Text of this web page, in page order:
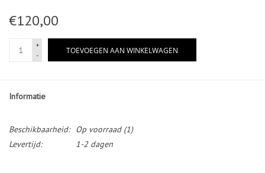
€120,00
+
-
TOEVOEGEN AAN WINKELWAGEN
Informatie
Beschikbaarheid: Op voorraad(1)
Levertijd:
1-2 dagen